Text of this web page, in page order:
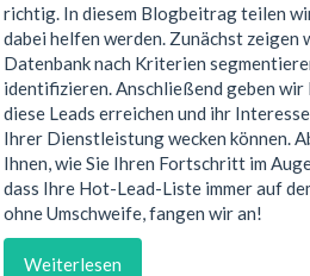
richtig. In diesem Blogbeitrag teilen
dabei helfen werden. Zunächst zeigen
Datenbank nach Kriterien
identifizieren. Anschließend geben wir
diese Leads erreichen und ihr
Ihrer Dienstleistung wecken können.
Ihnen, wie Sie Ihren Fortschritt im
dass Ihre Hot-Lead-Liste immer auf
ohne Umschweife, fangen wir an!
Weiterlesen